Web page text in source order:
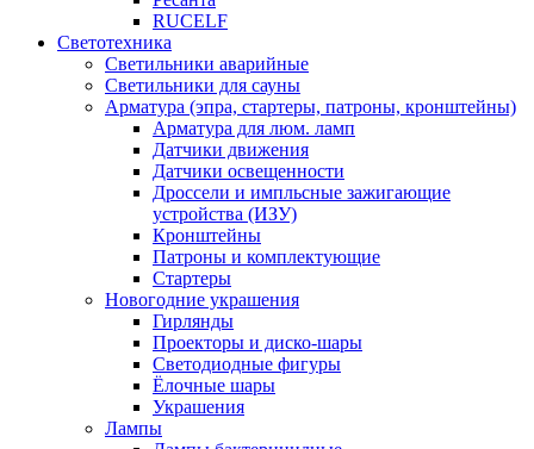
RUCELF
Светотехника
Светильники аварийные
Светильники для сауны
Арматура (эпра, стартеры, патроны, кронштейны)
Арматура для люм. ламп
Датчики движения
Датчики освещенности
Дроссели и импльсные зажигающие
устройства (ИЗУ)
Кронштейны
Патроны и комплектующие
Стартеры
Новогодние украшения
Гирлянды
Проекторы и диско-шары
Светодиодные фигуры
Ёлочные шары
Украшения
Лампы